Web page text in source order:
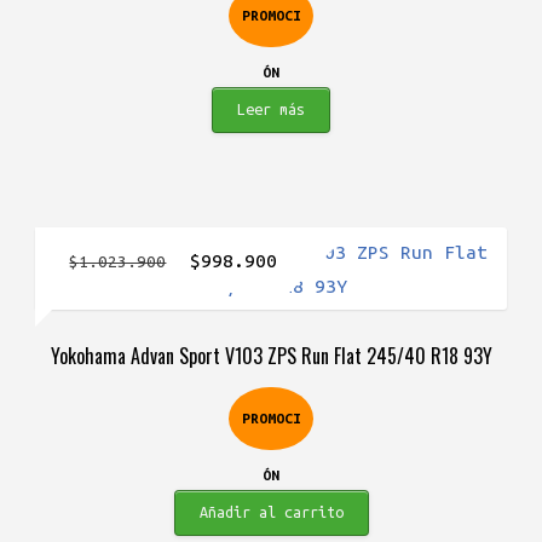
PROMOCI
ÓN
$1.232.900.$1.156.900.
Leer más
Yokohama Advan Sport V103 ZPS Run Flat 245/40 R18 93Y
PROMOCI
ÓN
$1.023.900
El
precio
era:
$1.023.900.
$998.900
precio
es:
$998.900.
Añadir al carrito